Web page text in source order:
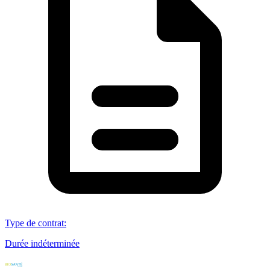
Type de contrat:
Durée indéterminée